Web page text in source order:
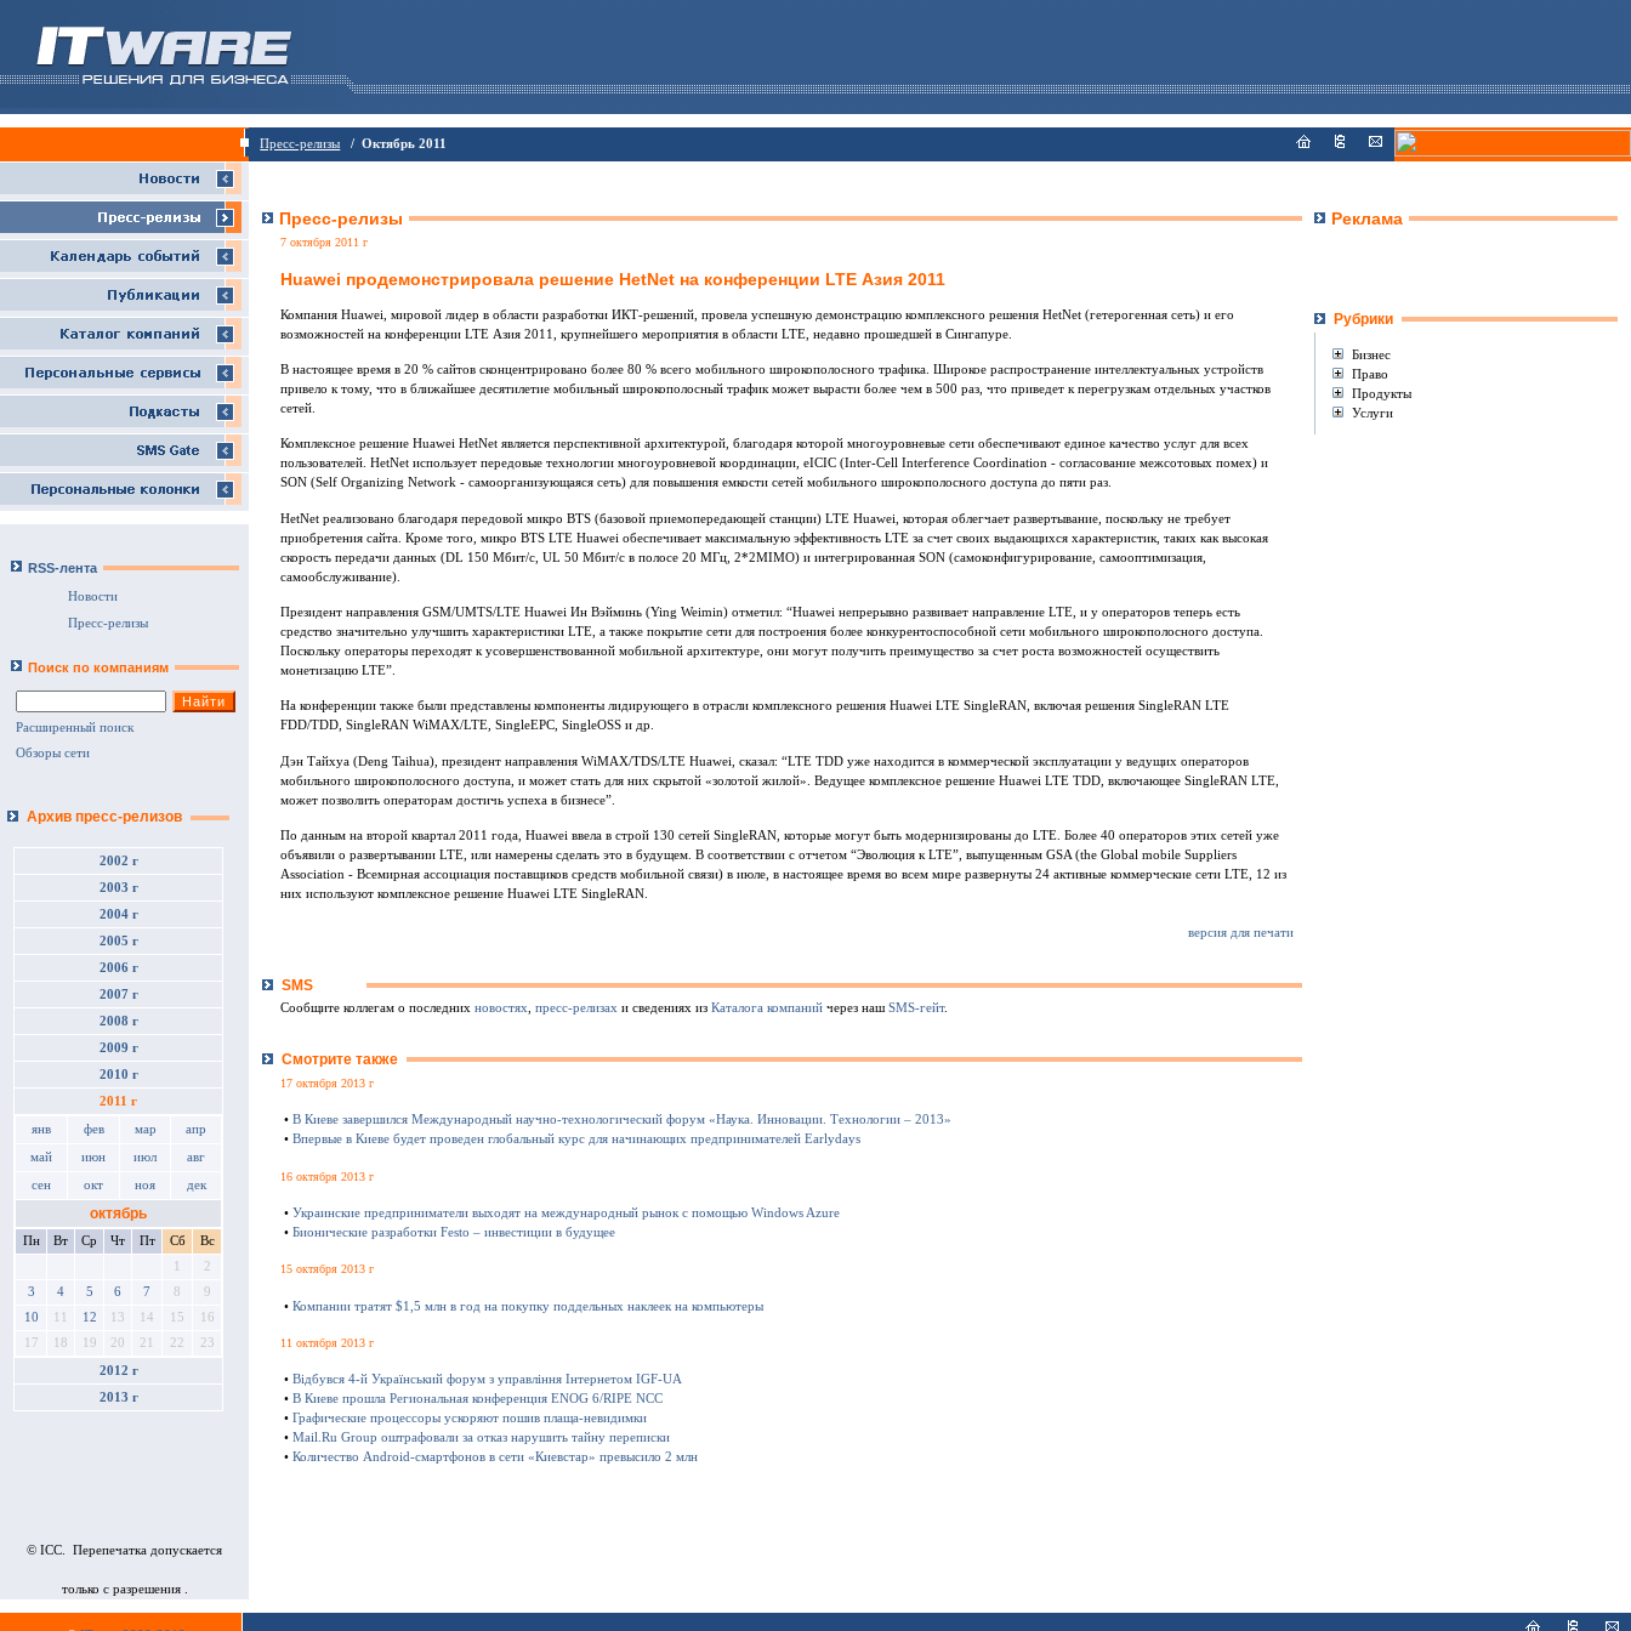
Пресс-релизы / Октябрь 2011
RSS-лента
Новости
Пресс-релизы
Поиск по компаниям
Расширенный поиск
Обзоры сети
Архив пресс-релизов
2002 г
2003 г
2004 г
2005 г
2006 г
2007 г
2008 г
2009 г
2010 г
2011 г
янв фев мар апр
май июн июл авг
сен окт ноя дек
октябрь
Пн Вт Ср Чт Пт Сб
Вс
1
2
3
4 5 6 7 8
9
10
11 12 13 14 15
16
17
18 19 20 21 22 23
2012 г
2013 г
© ICC. Перепечатка допускается
только с разрешения .
Пресс-релизы
7 октября 2011 г
Huawei продемонстрировала решение HetNet на конференции LTE Азия 2011
Компания Huawei, мировой лидер в области разработки ИКТ-решений, провела успешную демонстрацию комплексного решения HetNet (гетерогенная сеть) и его
возможностей на конференции LTE Азия 2011, крупнейшего мероприятия в области LTE, недавно прошедшей в Сингапуре.
В настоящее время в 20 % сайтов сконцентрировано более 80 % всего мобильного широкополосного трафика. Широкое распространение интеллектуальных устройств
привело к тому, что в ближайшее десятилетие мобильный широкополосный трафик может вырасти более чем в 500 раз, что приведет к перегрузкам отдельных участков
сетей.
Комплексное решение Huawei HetNet является перспективной архитектурой, благодаря которой многоуровневые сети обеспечивают единое качество услуг для всех
пользователей. HetNet использует передовые технологии многоуровневой координации, eICIC (Inter-Cell Interference Coordination - согласование межсотовых помех) и
SON (Self Organizing Network - самоорганизующаяся сеть) для повышения емкости сетей мобильного широкополосного доступа до пяти раз.
HetNet реализовано благодаря передовой микро BTS (базовой приемопередающей станции) LTE Huawei, которая облегчает развертывание, поскольку не требует
приобретения сайта. Кроме того, микро BTS LTE Huawei обеспечивает максимальную эффективность LTE за счет своих выдающихся характеристик, таких как высокая
скорость передачи данных (DL 150 Мбит/с, UL 50 Мбит/с в полосе 20 МГц, 2*2MIMO) и интегрированная SON (самоконфигурирование, самооптимизация,
самообслуживание).
Президент направления GSM/UMTS/LTE Huawei Ин Вэйминь (Ying Weimin) отметил: “Huawei непрерывно развивает направление LTE, и у операторов теперь есть
средство значительно улучшить характеристики LTE, а также покрытие сети для построения более конкурентоспособной сети мобильного широкополосного доступа.
Поскольку операторы переходят к усовершенствованной мобильной архитектуре, они могут получить преимущество за счет роста возможностей осуществить
монетизацию LTE”.
На конференции также были представлены компоненты лидирующего в отрасли комплексного решения Huawei LTE SingleRAN, включая решения SingleRAN LTE
FDD/TDD, SingleRAN WiMAX/LTE, SingleEPC, SingleOSS и др.
Дэн Тайхуа (Deng Taihua), президент направления WiMAX/TDS/LTE Huawei, сказал: “LTE TDD уже находится в коммерческой эксплуатации у ведущих операторов
мобильного широкополосного доступа, и может стать для них скрытой «золотой жилой». Ведущее комплексное решение Huawei LTE TDD, включающее SingleRAN LTE,
может позволить операторам достичь успеха в бизнесе”.
По данным на второй квартал 2011 года, Huawei ввела в строй 130 сетей SingleRAN, которые могут быть модернизированы до LTE. Более 40 операторов этих сетей уже
объявили о развертывании LTE, или намерены сделать это в будущем. В соответствии с отчетом “Эволюция к LTE”, выпущенным GSA (the Global mobile Suppliers
Association - Всемирная ассоциация поставщиков средств мобильной связи) в июле, в настоящее время во всем мире развернуты 24 активные коммерческие сети LTE, 12 из
них используют комплексное решение Huawei LTE SingleRAN.
версия для печати
SMS
Сообщите коллегам о последних новостях пресс-релизах и сведениях из Каталога компаний через наш SMS-гейт.
Смотрите также
17 октября 2013 г
• В Киеве завершился Международный научно-технологический форум «Наука. Инновации. Технологии – 2013»
• Впервые в Киеве будет проведен глобальный курс для начинающих предпринимателей Earlydays
16 октября 2013 г
• Украинские предприниматели выходят на международный рынок с помощью Windows Azure
• Бионические разработки Festo – инвестиции в будущее
15 октября 2013 г
• Компании тратят $1,5 млн в год на покупку поддельных наклеек на компьютеры
11 октября 2013 г
• Відбувся 4-й Український форум з управління Інтернетом IGF-UA
• В Киеве прошла Региональная конференция ENOG 6/RIPE NCC
• Графические процессоры ускоряют пошив плаща-невидимки
• Mail.Ru Group оштрафовали за отказ нарушить тайну переписки
• Количество Android-смартфонов в сети «Киевстар» превысило 2 млн
Реклама
Рубрики
Бизнес
Право
Продукты
Услуги